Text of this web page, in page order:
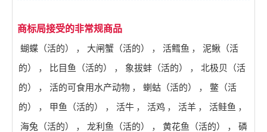
商标局接受的非常规商品
蝴蝶（活的）
， 大闸蟹（活的） ， 活鳕鱼 ，
泥鳅（活
的）
， 比目鱼（活的） ， 象拔蚌（活的） ，
北极贝（活
的）
， 活的可食用水产动物 ， 蝲蛄（活的） ，
鳖（活
的）
， 甲鱼（活的） ， 活牛 ， 活鸡 ， 活羊 ， 活鲑鱼 ，
海兔（活的）
， 龙利鱼（活的） ， 黄花鱼（活的） ，
磷